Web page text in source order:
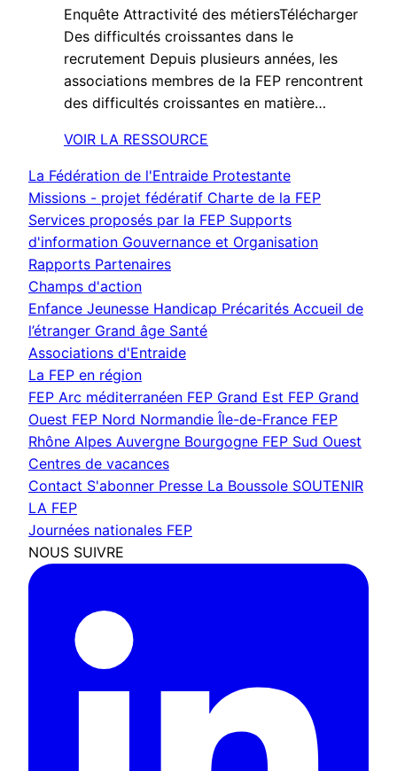
Enquête Attractivité des métiersTélécharger
Des difficultés croissantes dans le
recrutement Depuis plusieurs années, les
associations membres de la FEP rencontrent
des difficultés croissantes en matière…
VOIR LA RESSOURCE
La Fédération de l'Entraide Protestante
Missions - projet fédératif Charte de la FEP
Services proposés par la FEP Supports
d'information Gouvernance et Organisation
Rapports Partenaires
Champs d'action
Enfance Jeunesse Handicap Précarités Accueil de
l’étranger Grand âge Santé
Associations d'Entraide
La FEP en région
FEP Arc méditerranéen FEP Grand Est FEP Grand
Ouest FEP Nord Normandie Île-de-France FEP
Rhône Alpes Auvergne Bourgogne FEP Sud Ouest
Centres de vacances
Contact S'abonner Presse La Boussole SOUTENIR
LA FEP
Journées nationales FEP
NOUS SUIVRE